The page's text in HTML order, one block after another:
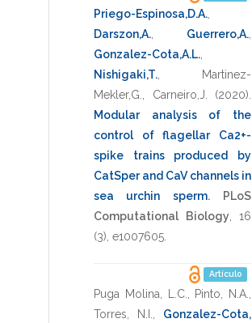
Priego-Espinosa,D.A.
Darszon,A.
Guerrero,A.
Gonzalez-Cota,A.L.
Nishigaki,T.
Martinez-
Mekler,G.
Carneiro,J. (2020)
Modular analysis of the
control of flagellar Ca2+-
spike trains produced by
CatSper and CaV channels in
sea urchin sperm.
PLoS
Computational Biology
16
(3), e1007605
Artículo
Puga Molina, L.C. Pinto, N.A.
Torres, N.I.
Gonzalez-Cota,